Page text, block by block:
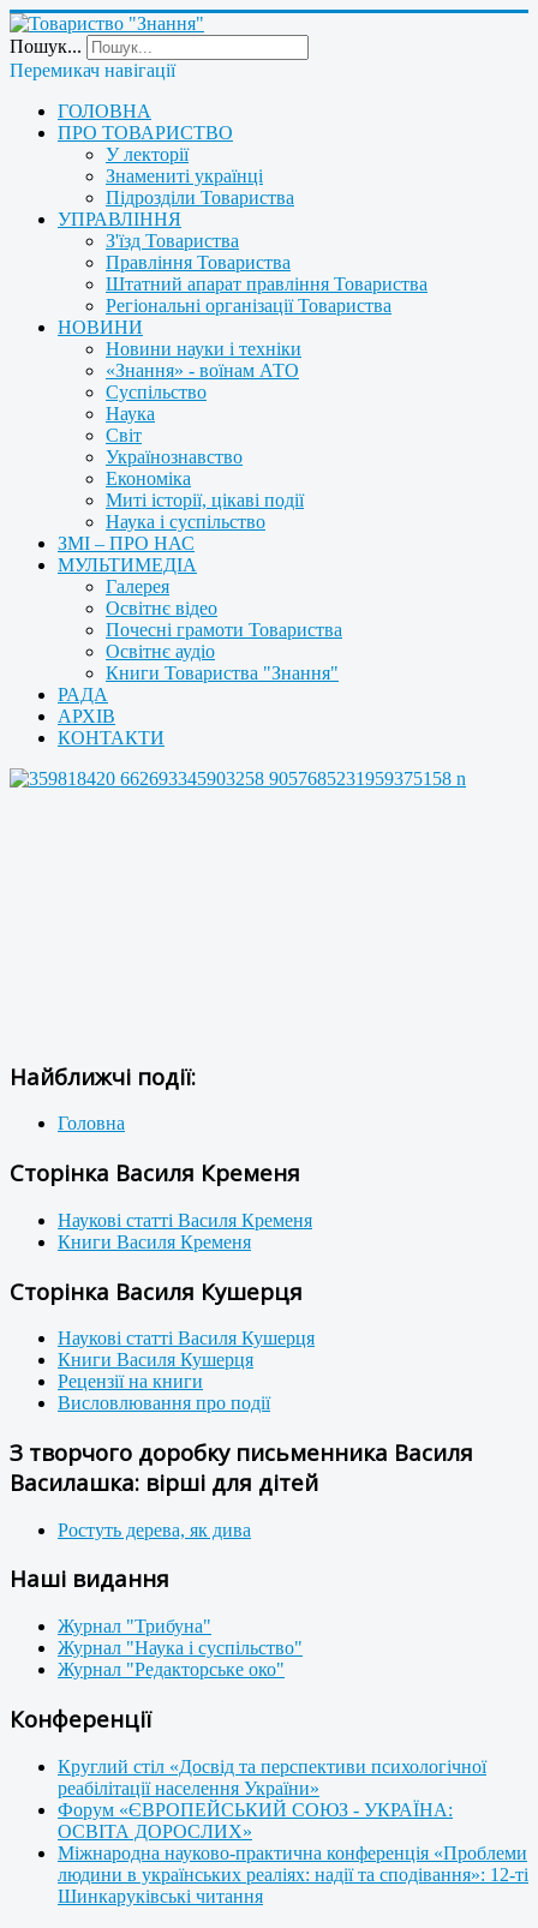
Пошук...
Перемикач навігації
ГОЛОВНА
ПРО ТОВАРИСТВО
У лекторії
Знамениті українці
Підрозділи Товариства
УПРАВЛІННЯ
З'їзд Товариства
Правління Товариства
Штатний апарат правління Товариства
Регіональні організації Товариства
НОВИНИ
Новини науки і техніки
«Знання» - воїнам АТО
Суспільство
Наука
Світ
Українознавство
Економіка
Миті історії, цікаві події
Наука і суспільство
ЗМІ – ПРО НАС
МУЛЬТИМЕДІА
Галерея
Освітнє відео
Почесні грамоти Товариства
Освітнє аудіо
Книги Товариства "Знання"
РАДА
АРХІВ
КОНТАКТИ
Найближчі події:
Головна
Сторінка Василя Кременя
Наукові статті Василя Кременя
Книги Василя Кременя
Сторінка Василя Кушерця
Наукові статті Василя Кушерця
Книги Василя Кушерця
Рецензії на книги
Висловлювання про події
З творчого доробку письменника Василя
Василашка: вірші для дітей
Ростуть дерева, як дива
Наші видання
Журнал "Трибуна"
Журнал "Наука і суспільство"
Журнал "Редакторське око"
Конференції
Круглий стіл «Досвід та перспективи психологічної
реабілітації населення України»
Форум «ЄВРОПЕЙСЬКИЙ СОЮЗ - УКРАЇНА:
ОСВІТА ДОРОСЛИХ»
Міжнародна науково-практична конференція «Проблеми
людини в українських реаліях: надії та сподівання»: 12-ті
Шинкаруківські читання